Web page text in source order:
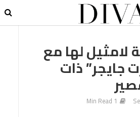
لامثيل لها مع
جايجر” ذات
1 Min Read